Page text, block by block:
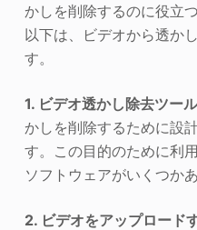
かしを削除するのに役立
以下は、ビデオから透か
す。
1. ビデオ透かし除去ツー
かしを削除するために設
す。この目的のために利
ソフトウェアがいくつかあ
2. ビデオをアップロード